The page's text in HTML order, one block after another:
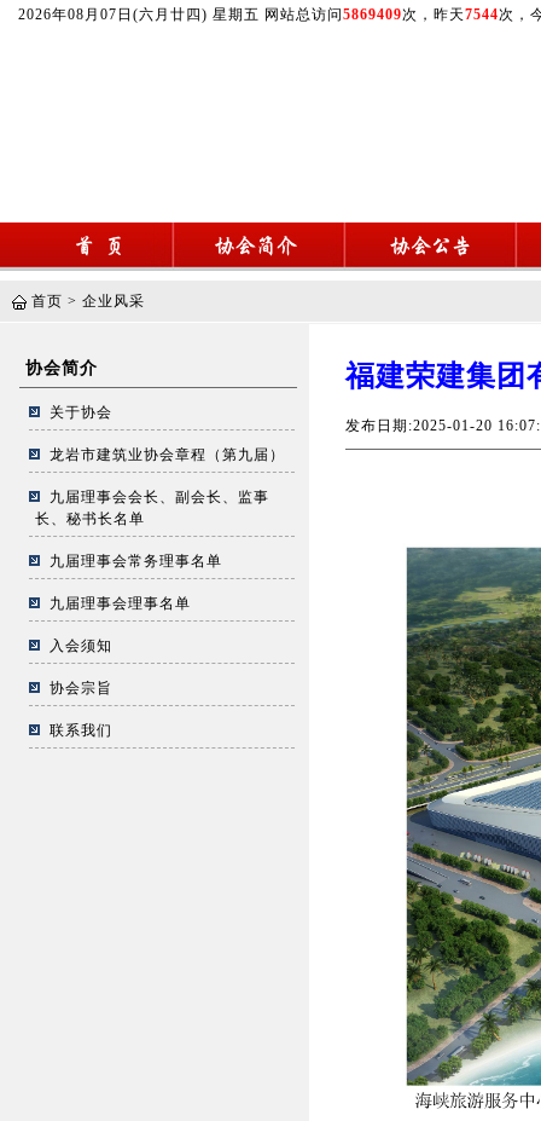
2026年08月07日(六月廿四) 星期五 网站总访问5869409次，昨天7544次，
首页 > 企业风采
协会简介
关于协会
龙岩市建筑业协会章程（第九届）
九届理事会会长、副会长、监事
长、秘书长名单
九届理事会常务理事名单
九届理事会理事名单
入会须知
协会宗旨
联系我们
福建荣建集团
发布日期:2025-01-20